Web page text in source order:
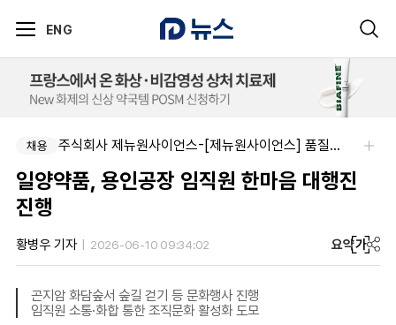
ENG
채용 주식회사 제뉴원사이언스-[제뉴원사이언스] 품질관리약사 모집(경력무관)
일양약품, 용인공장 임직원 한마음 대행진
진행
황병우 기자 2026-06-10 09:34:02 요약가
곤지암 화담숲서 숲길 걷기 등 문화행사 진행
임직원 소통·화합 통한 조직문화 활성화 도모